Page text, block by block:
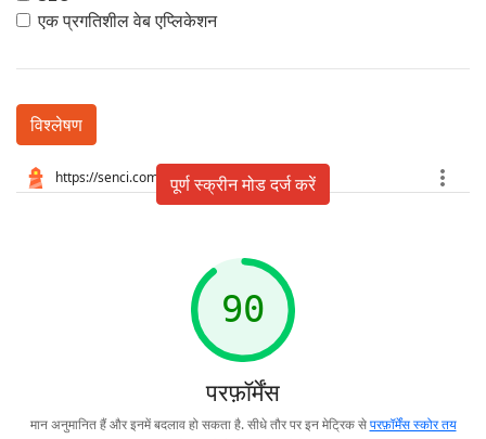
एक प्रगतिशील वेब एप्लिकेशन
विश्लेषण
पूर्ण स्क्रीन मोड दर्ज करें